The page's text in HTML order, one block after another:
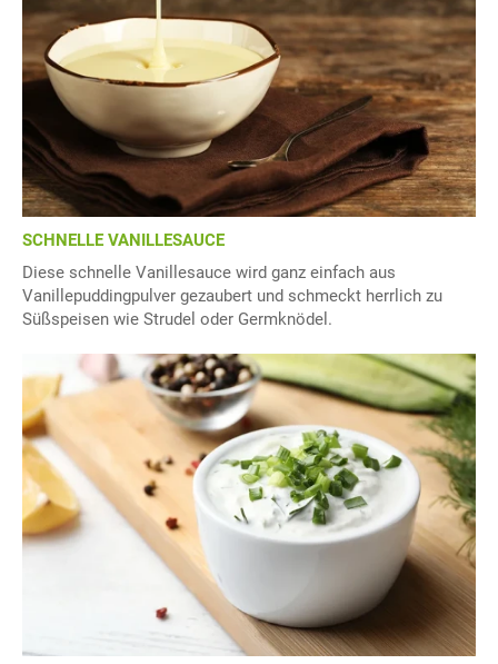
SCHNELLE VANILLESAUCE
Diese schnelle Vanillesauce wird ganz einfach aus
Vanillepuddingpulver gezaubert und schmeckt herrlich zu
Süßspeisen wie Strudel oder Germknödel.